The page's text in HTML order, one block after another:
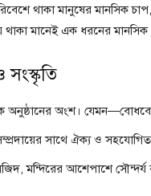
থাকা মানুষের মানসিক
মানেই এক ধরনের মানসিক
অনুষ্ঠানের অংশ।
সাথে ঐক্য ও
মন্দিরের আশেপাশে সৌন্দর্য